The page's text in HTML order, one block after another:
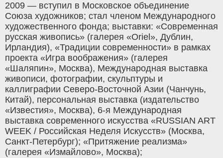
2009 — вступил в Московское объединение
Союза художников; стал членом Международного
художественного фонда; выставки: «Современная
русская живопись» (галерея «Oriel», Дублин,
Ирландия), «Традиции современности» в рамках
проекта «Игра воображения» (галерея
«Шаляпин», Москва), Международная выставка
живописи, фотографии, скульптуры и
каллиграфии Северо-Восточной Азии (Чанчунь,
Китай), персональная выставка (издательство
«Известия», Москва), 6-я Международная
выставка современного искусства «RUSSIAN ART
WEEK / Российская Неделя Искусств» (Москва,
Санкт-Петербург); «Притяжение реализма»
(галерея «Измайлово», Москва);